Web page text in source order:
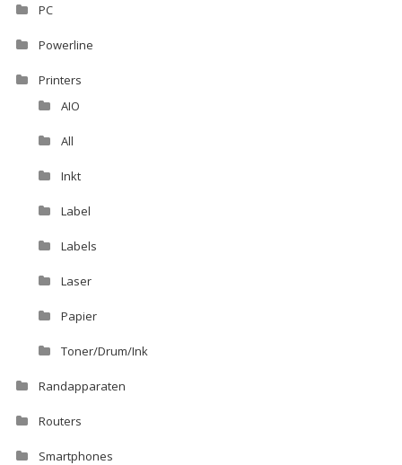
PC
Powerline
Printers
AIO
All
Inkt
Label
Labels
Laser
Papier
Toner/Drum/Ink
Randapparaten
Routers
Smartphones